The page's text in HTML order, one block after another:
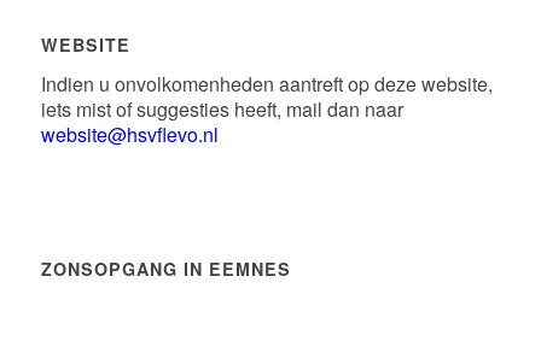
WEBSITE
Indien u onvolkomenheden aantreft op deze website,
iets mist of suggesties heeft, mail dan naar
website@hsvflevo.nl
ZONSOPGANG IN EEMNES